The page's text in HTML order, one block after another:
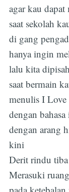
agar kau
saat sekolah
di gang
hanya ingin
lalu kita
saat bermain
menulis I
dengan
dengan arang
kini
Derit rindu
Merasuki